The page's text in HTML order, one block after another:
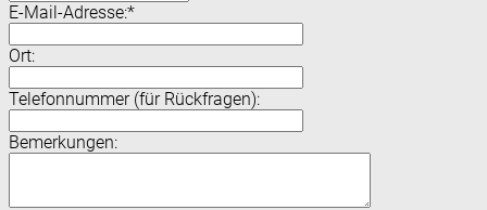
E-Mail-Adresse:*
Ort:
Telefonnummer (für Rückfragen):
Bemerkungen: